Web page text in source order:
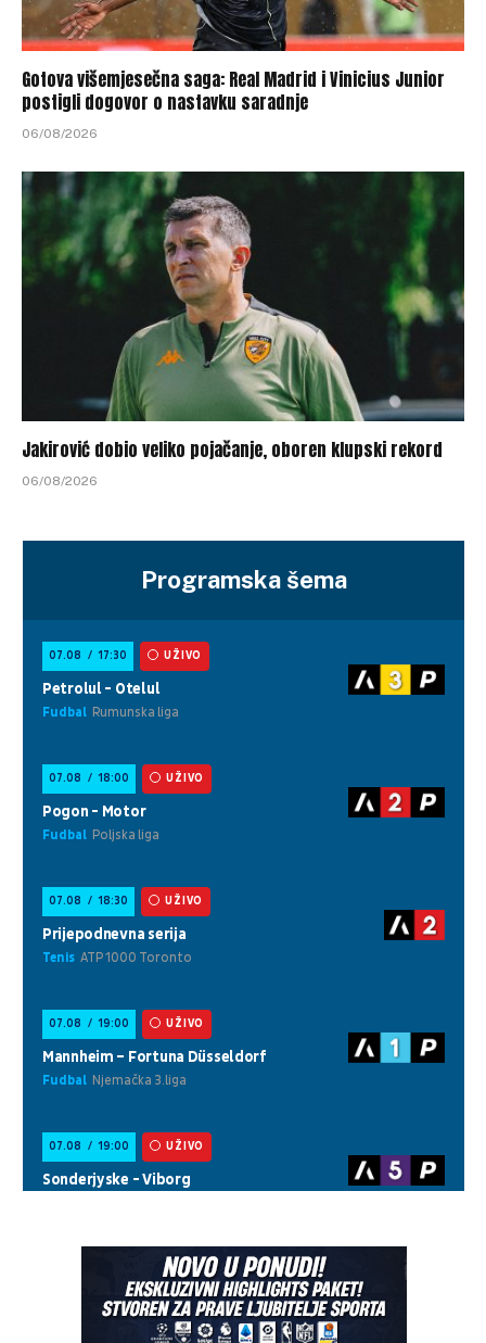
Gotova višemjesečna saga: Real Madrid i Vinicius Junior
postigli dogovor o nastavku saradnje
06/08/2026
Jakirović dobio veliko pojačanje, oboren klupski rekord
06/08/2026
Programska šema